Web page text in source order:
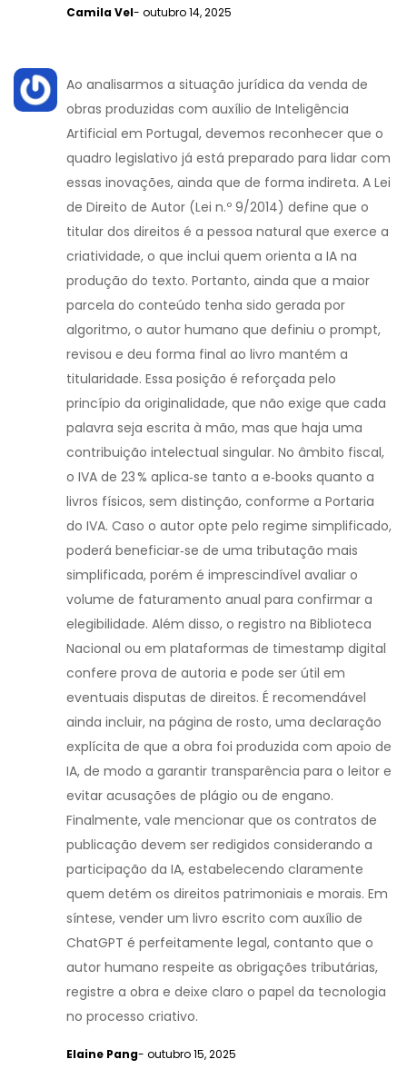
Camila Vel- outubro 14, 2025
Ao analisarmos a situação jurídica da venda de
obras produzidas com auxílio de Inteligência
Artificial em Portugal, devemos reconhecer que o
quadro legislativo já está preparado para lidar com
essas inovações, ainda que de forma indireta. A Lei
de Direito de Autor (Lei n.º 9/2014) define que o
titular dos direitos é a pessoa natural que exerce a
criatividade, o que inclui quem orienta a IA na
produção do texto. Portanto, ainda que a maior
parcela do conteúdo tenha sido gerada por
algoritmo, o autor humano que definiu o prompt,
revisou e deu forma final ao livro mantém a
titularidade. Essa posição é reforçada pelo
princípio da originalidade, que não exige que cada
palavra seja escrita à mão, mas que haja uma
contribuição intelectual singular. No âmbito fiscal,
o IVA de 23 % aplica‑se tanto a e‑books quanto a
livros físicos, sem distinção, conforme a Portaria
do IVA. Caso o autor opte pelo regime simplificado,
poderá beneficiar‑se de uma tributação mais
simplificada, porém é imprescindível avaliar o
volume de faturamento anual para confirmar a
elegibilidade. Além disso, o registro na Biblioteca
Nacional ou em plataformas de timestamp digital
confere prova de autoria e pode ser útil em
eventuais disputas de direitos. É recomendável
ainda incluir, na página de rosto, uma declaração
explícita de que a obra foi produzida com apoio de
IA, de modo a garantir transparência para o leitor e
evitar acusações de plágio ou de engano.
Finalmente, vale mencionar que os contratos de
publicação devem ser redigidos considerando a
participação da IA, estabelecendo claramente
quem detém os direitos patrimoniais e morais. Em
síntese, vender um livro escrito com auxílio de
ChatGPT é perfeitamente legal, contanto que o
autor humano respeite as obrigações tributárias,
registre a obra e deixe claro o papel da tecnologia
no processo criativo.
Elaine Pang- outubro 15, 2025